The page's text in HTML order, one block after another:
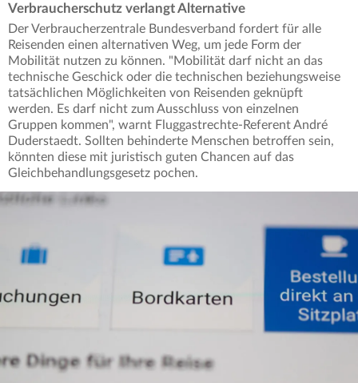
Verbraucherschutz verlangt Alternative
Der Verbraucherzentrale Bundesverband fordert für alle
Reisenden einen alternativen Weg, um jede Form der
Mobilität nutzen zu können. "Mobilität darf nicht an das
technische Geschick oder die technischen beziehungsweise
tatsächlichen Möglichkeiten von Reisenden geknüpft
werden. Es darf nicht zum Ausschluss von einzelnen
Gruppen kommen", warnt Fluggastrechte-Referent André
Duderstaedt. Sollten behinderte Menschen betroffen sein,
könnten diese mit juristisch guten Chancen auf das
Gleichbehandlungsgesetz pochen.